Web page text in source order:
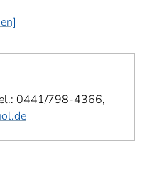
0441/798-4366,